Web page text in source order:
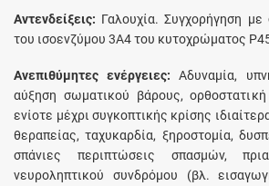
Αντενδείξεις: Γαλουχία. Συγχορήγηση
του ισοενζύμου 3A4 του κυτοχρώματος
Ανεπιθύμητες ενέργειες: Αδυναμία,
αύξηση σωματικού βάρους,
ενίοτε μέχρι συγκοπτικής κρίσης
θεραπείας, ταχυκαρδία, ξηροστομία,
σπάνιες περιπτώσεις σπασμών,
νευροληπτικού συνδρόμου (βλ.